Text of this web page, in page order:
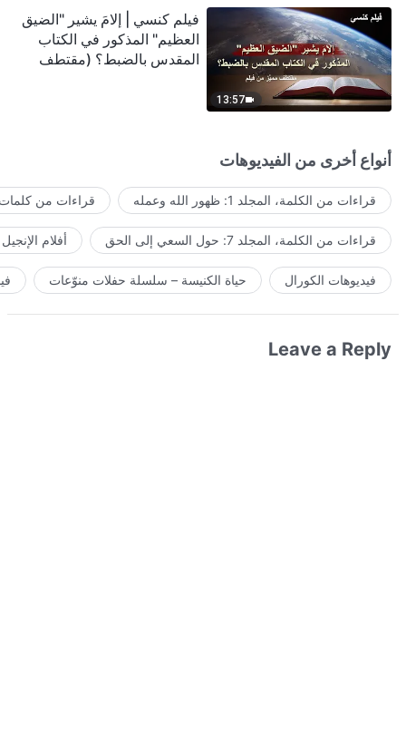
13:57
فيلم كنسي | إلامَ يشير "الضيق
العظيم" المذكور في الكتاب
المقدس بالضبط؟ (مقتطف
أنواع أخرى من الفيديوهات
قراءات من الكلمة، المجلد 1: ظهور الله وعمله قراءات من كلمات
قراءات من الكلمة، المجلد 7: حول السعي إلى الحق أفلام الإنجيل
فيديوهات الكورال حياة الكنيسة – سلسلة حفلات منوّعات
Leave a Reply